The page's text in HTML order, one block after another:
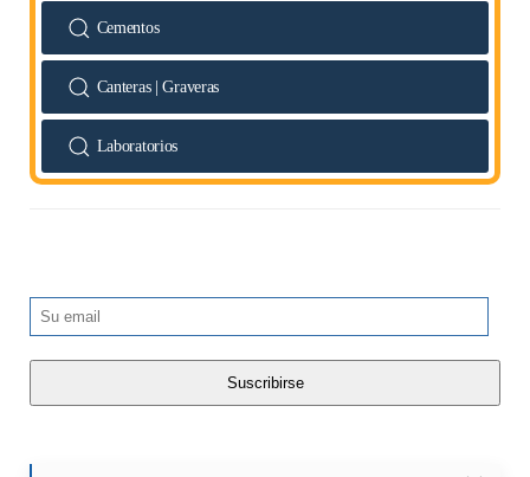
Cementos
Canteras | Graveras
Laboratorios